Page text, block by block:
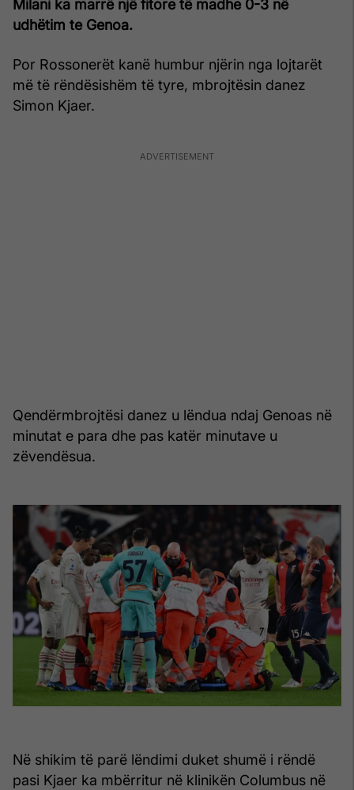
Milani ka marrë një fitore të madhe 0-3 në
udhëtim te Genoa.
Por Rossonerët kanë humbur njërin nga lojtarët
më të rëndësishëm të tyre, mbrojtësin danez
Simon Kjaer.
Qendërmbrojtësi danez u lëndua ndaj Genoas në
minutat e para dhe pas katër minutave u
zëvendësua.
Në shikim të parë lëndimi duket shumë i rëndë
pasi Kjaer ka mbërritur në klinikën Columbus në